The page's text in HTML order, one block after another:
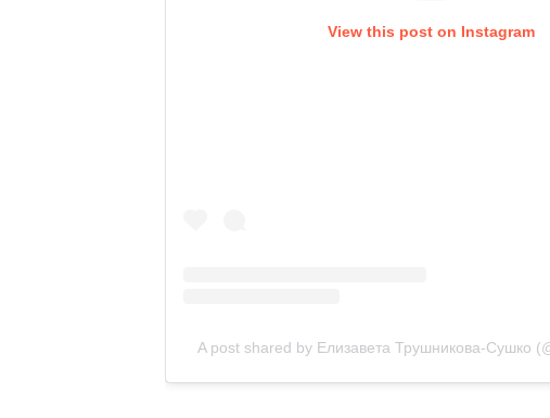
View this post on Instagram
A post shared by Елизавета Трушникова-Сушко